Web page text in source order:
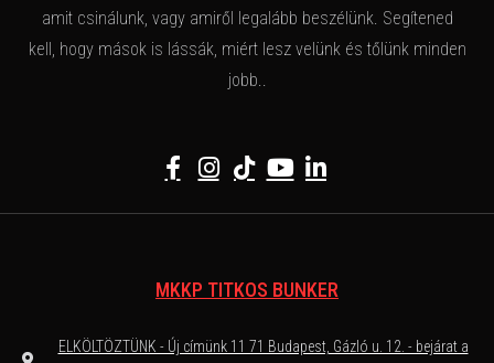
amit csinálunk, vagy amiről legalább beszélünk. Segítened
kell, hogy mások is lássák, miért lesz velünk és tőlünk minden
jobb..
MKKP TITKOS BUNKER
ELKÖLTÖZTÜNK - Új címünk 11 71 Budapest, Gázló u. 12. - bejárat a